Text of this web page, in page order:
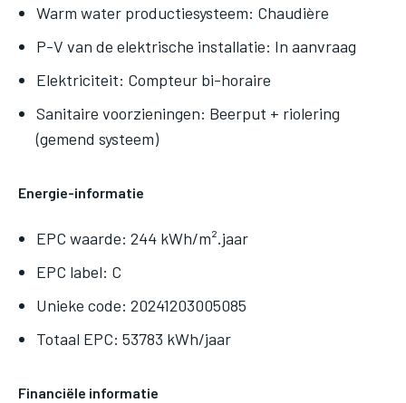
Warm water productiesysteem: Chaudière
P-V van de elektrische installatie: In aanvraag
Elektriciteit: Compteur bi-horaire
Sanitaire voorzieningen: Beerput + riolering
(gemend systeem)
Energie-informatie
EPC waarde: 244 kWh/m².jaar
EPC label: C
Unieke code: 20241203005085
Totaal EPC: 53783 kWh/jaar
Financiële informatie